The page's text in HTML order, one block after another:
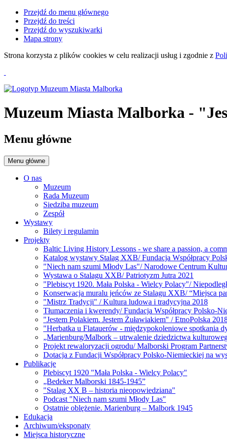
Przejdź do menu głównego
Przejdź do treści
Przejdź do wyszukiwarki
Mapa strony
Strona korzysta z plików cookies w celu realizacji usług i zgodnie z
Muzeum Miasta Malborka -
Menu główne
Menu główne
O nas
Muzeum
Rada Muzeum
Siedziba muzeum
Zespół
Wystawy
Bilety i regulamin
Projekty
Baltic Living History Lessons - we share a passion, a
Katalog wystawy Stalag XXB/ Fundacja Współpracy
"Niech nam szumi Młody Las"/ Narodowe Centrum
Wystawa o Stalagu XXB/ Patriotyzm Jutra 2021
"Plebiscyt 1920. Mała Polska - Wielcy Polacy"/
Konserwacja muralu jeńców ze Stalagu XXB/ “Miejsca
"Mistrz Tradycji" / Kultura ludowa i tradycyjna 2018
Tłumaczenia i kwerendy/ Fundacja Współpracy Polsko-
"Jestem Polakiem. Jestem Żuławiakiem" / EtnoPolska
"Herbatka u Flatauerów - międzypokoleniowe spotkania
„Marienburg/Malbork – utrwalenie dziedzictwa
Projekt rewaloryzacji ogrodu/ Malborski Program
Dotacja z Fundacji Współpracy Polsko-Niemieckiej na
Publikacje
Plebiscyt 1920 "Mała Polska - Wielcy Polacy"
„Bedeker Malborski 1845-1945”
"Stalag XX B – historia nieopowiedziana"
Podcast "Niech nam szumi Młody Las"
Ostatnie oblężenie. Marienburg – Malbork 1945
Edukacja
Archiwum/eksponaty
Miejsca historyczne